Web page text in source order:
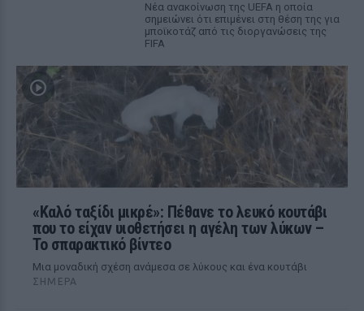
Νέα ανακοίνωση της UEFA η οποία
σημειώνει ότι επιμένει στη θέση της για
μποϊκοτάζ από τις διοργανώσεις της
FIFA
«Καλό ταξίδι μικρέ»: Πέθανε το λευκό κουτάβι
που το είχαν υιοθετήσει η αγέλη των λύκων –
Το σπαρακτικό βίντεο
Μια μοναδική σχέση ανάμεσα σε λύκους και ένα κουτάβι
ΣΉΜΕΡΑ